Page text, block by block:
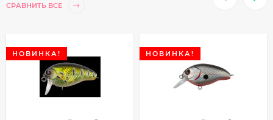
СРАВНИТЬ ВСЕ
НОВИНКА! НОВИНКА!